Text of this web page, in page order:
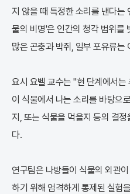
지 않을 때 특정한 소리를 낸다는
물의 비명'은 인간의 청각 범위를
많은 곤충과 박쥐, 일부 포유류는
요시 요벨 교수는 "현 단계에서는
이 식물에서 나는 소리를 바탕으
지, 또는 식물을 먹을지 등의 결
다.
연구팀은 나방들이 식물의 외관
하기 위해 엄격하게 통제된 실험